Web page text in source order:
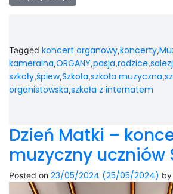
Tagged koncert organowy,koncerty,
kameralna,ORGANY,pasja,rodzice,
szkoły,śpiew,Szkoła,szkoła muzyczna,
organistowska,szkoła z internatem
Dzień Matki –
muzyczny uczniów
Posted on 23/05/2024 (25/05/2024) by